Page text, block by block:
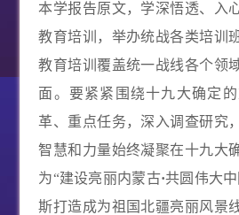
本学报告原文，学深悟透、入
教育培训，举办统战各类培训
教育培训覆盖统一战线各个领
面。要紧紧围绕十九大确定
革、重点任务，深入调查研究
智慧和力量始终凝聚在十九大
为“建设亮丽内蒙古·共圆伟大
斯打造成为祖国北疆亮丽风景